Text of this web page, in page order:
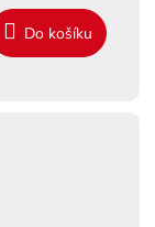
Do košíku